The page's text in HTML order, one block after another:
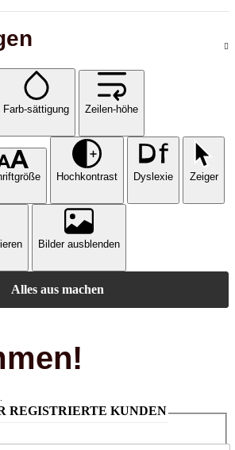
Farb-sättigung Zeilen-höhe
Hochkontrast Dyslexie Zeiger
Bilder ausblenden
Alles aus machen
REGISTRIERTE KUNDEN